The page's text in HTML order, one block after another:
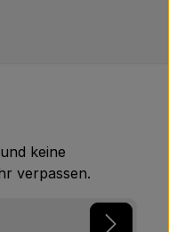
keine
verpassen.